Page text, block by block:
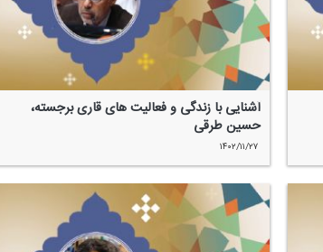
آشنایی با زندگی و فعالیت های قاری برجسته،
حسین طرقی
۱۴۰۲/۱۱/۲۷